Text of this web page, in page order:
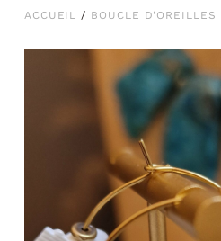
ACCUEIL / BOUCLE D'OREILLES